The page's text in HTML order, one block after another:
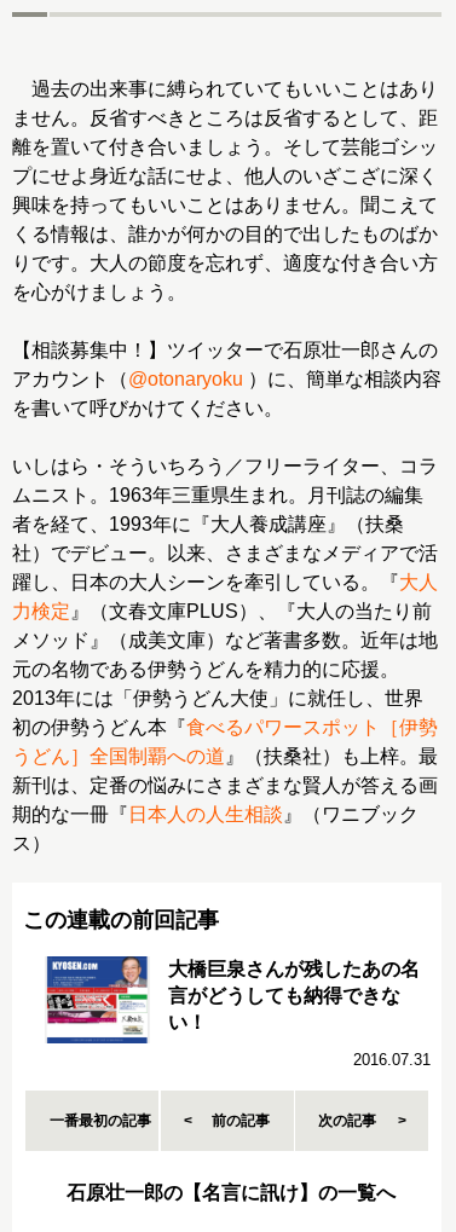
過去の出来事に縛られていてもいいことはあり
ません。反省すべきところは反省するとして、距
離を置いて付き合いましょう。そして芸能ゴシッ
プにせよ身近な話にせよ、他人のいざこざに深く
興味を持ってもいいことはありません。聞こえて
くる情報は、誰かが何かの目的で出したものばか
りです。大人の節度を忘れず、適度な付き合い方
を心がけましょう。
【相談募集中！】ツイッターで石原壮一郎さんの
アカウント（@otonaryoku ）に、簡単な相談内容
を書いて呼びかけてください。
いしはら・そういちろう／フリーライター、コラ
ムニスト。1963年三重県生まれ。月刊誌の編集
者を経て、1993年に『大人養成講座』（扶桑
社）でデビュー。以来、さまざまなメディアで活
躍し、日本の大人シーンを牽引している。『大人
力検定 』（文春文庫PLUS）、『大人の当たり前
メソッド』（成美文庫）など著書多数。近年は地
元の名物である伊勢うどんを精力的に応援。
2013年には「伊勢うどん大使」に就任し、世界
初の伊勢うどん本『食べるパワースポット［伊勢
うどん］全国制覇への道 』（扶桑社）も上梓。最
新刊は、定番の悩みにさまざまな賢人が答える画
期的な一冊『 日本人の人生相談 』（ワニブック
ス）
この連載の前回記事
大橋巨泉さんが残したあの名
言がどうしても納得できな
い！
2016.07.31
一番最初の記事 前の記事 次の記事
石原壮一郎の【名言に訊け】の一覧へ